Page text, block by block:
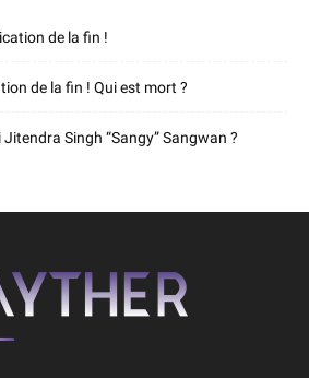
de la fin !
de la fin ! Qui est mort ?
Singh “Sangy” Sangwan ?